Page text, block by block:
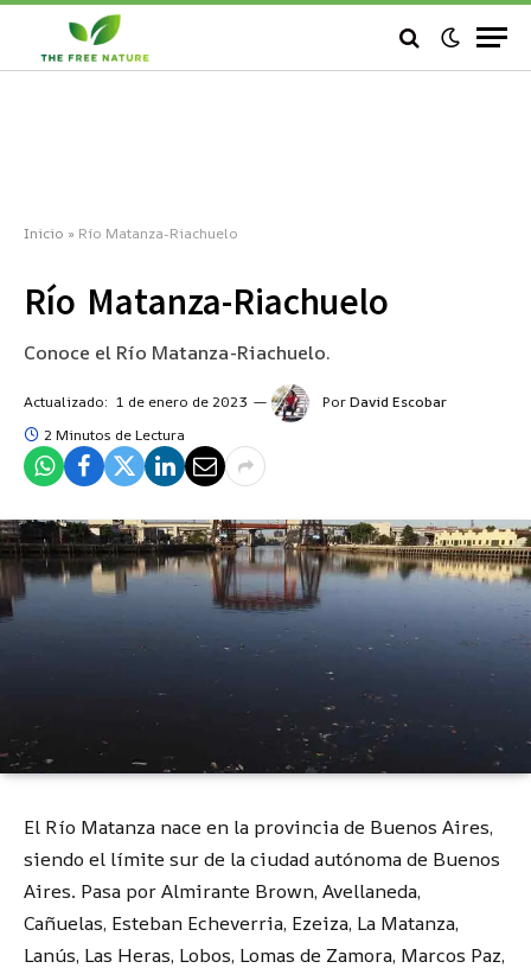
Inicio » Río Matanza-Riachuelo
Río Matanza-Riachuelo
Conoce el Río Matanza-Riachuelo.
Actualizado: 1 de enero de 2023 PorDavid Escobar
2 Minutos de Lectura
El Río Matanza nace en la provincia de Buenos Aires,
siendo el límite sur de la ciudad autónoma de Buenos
Aires. Pasa por Almirante Brown, Avellaneda,
Cañuelas, Esteban Echeverria, Ezeiza, La Matanza,
Lanús, Las Heras, Lobos, Lomas de Zamora, Marcos Paz,